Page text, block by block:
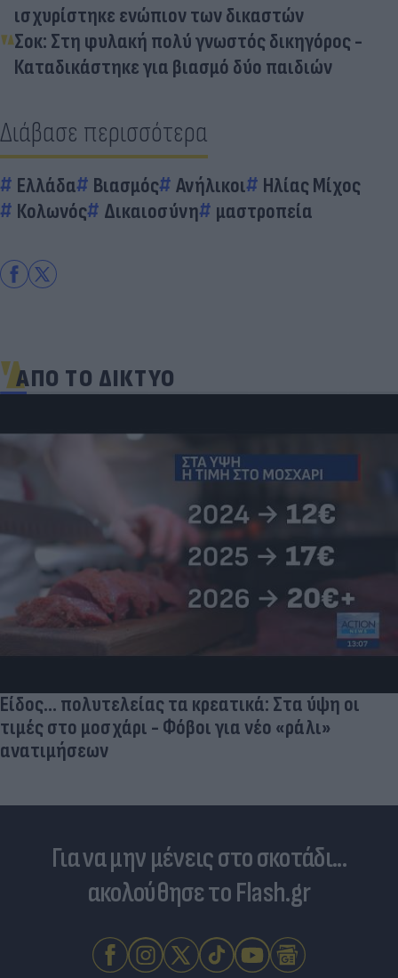
ισχυρίστηκε ενώπιον των δικαστών
Σοκ: Στη φυλακή πολύ γνωστός δικηγόρος -
Καταδικάστηκε για βιασμό δύο παιδιών
Διάβασε περισσότερα
Ελλάδα Βιασμός Ανήλικοι
Ηλίας Μίχος
Κολωνός
Δικαιοσύνη μαστροπεία
ΑΠΟ ΤΟ ΔΙΚΤΥΟ
Ποδοσφαιριστές που σίγουρα πίστευες ότι έχουν
σταματήσει κι όμως παίζουν ακόμα μπάλα
Για να μην μένεις στο σκοτάδι...
ακολούθησε το Flash.gr